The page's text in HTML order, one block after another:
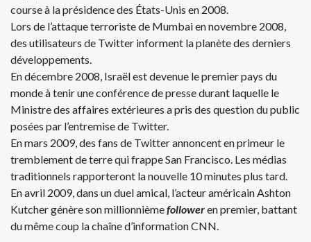
course à la présidence des États-Unis en 2008.
Lors de l’attaque terroriste de Mumbai en novembre 2008,
des utilisateurs de Twitter informent la planète des derniers
développements.
En décembre 2008, Israël est devenue le premier pays du
monde à tenir une conférence de presse durant laquelle le
Ministre des affaires extérieures a pris des question du public
posées par l’entremise de Twitter.
En mars 2009, des fans de Twitter annoncent en primeur le
tremblement de terre qui frappe San Francisco. Les médias
traditionnels rapporteront la nouvelle 10 minutes plus tard.
En avril 2009, dans un duel amical, l’acteur américain Ashton
Kutcher génère son millionnièmefolloweren premier, battant
du même coup la chaîne d’information CNN.